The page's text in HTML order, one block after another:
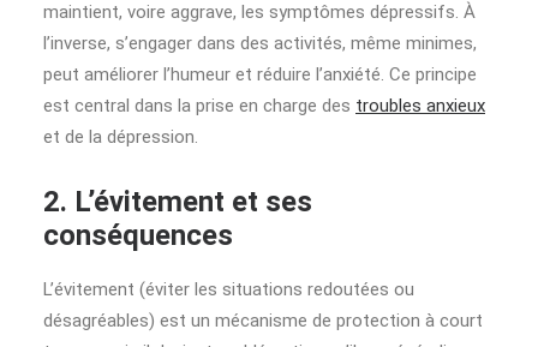
maintient, voire aggrave, les symptômes dépressifs. À
l’inverse, s’engager dans des activités, même minimes,
peut améliorer l’humeur et réduire l’anxiété. Ce principe
est central dans la prise en charge des troubles anxieux
et de la dépression.
2. L’évitement et ses
conséquences
L’évitement (éviter les situations redoutées ou
désagréables) est un mécanisme de protection à court